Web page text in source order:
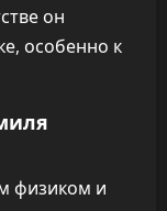
он
особенно к
физиком и